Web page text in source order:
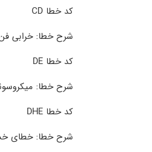
کد خطا CD
شرح خطا: خرابی
کد خطا DE
شرح خطا:
کد خطا DHE
شرح خطا: خطای